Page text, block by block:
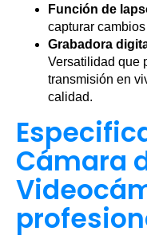
Función de
capturar
Grabadora
Versatilidad que
transmisión en
calidad.
Cámara